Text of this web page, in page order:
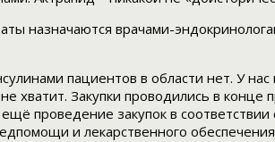
назначаются врачами-
пациентов в области нет. У
хватит. Закупки проводились в
проведение закупок в
и лекарственного